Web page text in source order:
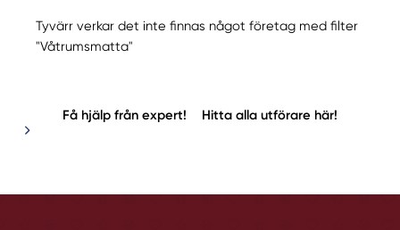
Tyvärr verkar det inte finnas något företag med filter
"Våtrumsmatta"
Få hjälp från expert! Hitta alla utförare här!